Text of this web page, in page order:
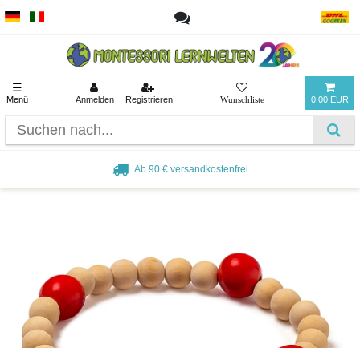
☰
Menü Anmelden Registrieren 0,00 EUR
Ab 90 € versandkostenfrei